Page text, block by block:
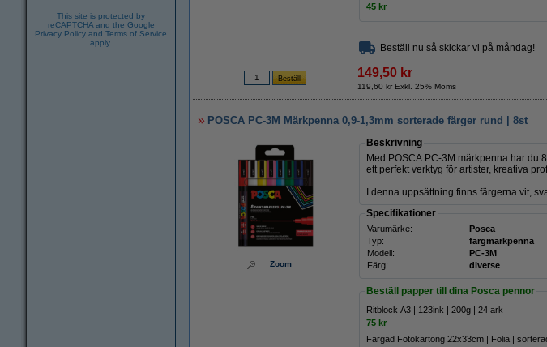
This site is protected by
reCAPTCHA and the Google
Privacy Policy and Terms of Service
apply.
45 kr
Beställ nu så skickar vi på måndag!
149,50 kr
119,60 kr Exkl. 25% Moms
POSCA PC-3M Märkpenna 0,9-1,3mm sorterade färger rund | 8st
Zoom
Beskrivning
Med POSCA PC-3M märkpenna har du
ett perfekt verktyg för artister, kreativa
I denna uppsättning finns färgerna vit,
Specifikationer
Varumärke: Posca
Typ:
färgmärkpenna
Modell:
PC-3M
Färg:
diverse
Beställ papper till dina Posca pennor
Ritblock A3 | 123ink | 200g | 24 ark
75 kr
Färgad Fotokartong 22x33cm | Folia |